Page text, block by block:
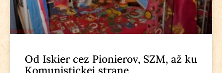
Od Iskier cez Pionierov, SZM, až ku
Komunistickej strane